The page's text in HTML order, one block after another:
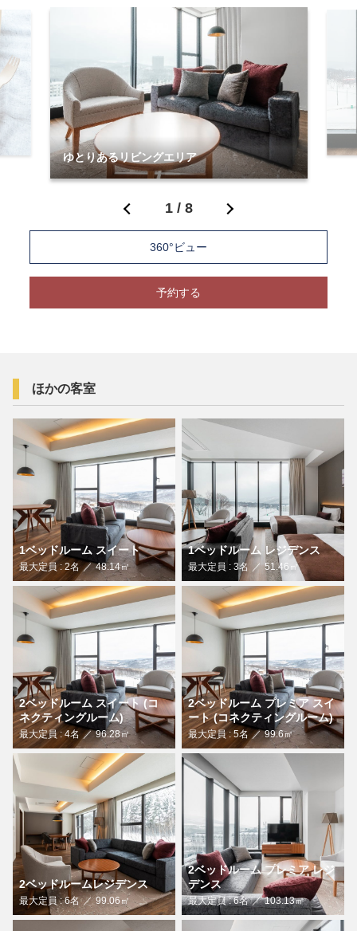
ゆとりあるリビングエリア
1/ 8
360°ビュー
予約する
ほかの客室
1ベッドルーム スイート
最大定員 : 2名 48.14㎡
1ベッドルーム レジデンス
最大定員 : 3名 51.46㎡
2ベッドルーム スイート (コ
ネクティングルーム)
最大定員 : 4名 96.28㎡
2ベッドルーム プレミア スイ
ート (コネクティングルーム)
最大定員 : 5名 99.6㎡
2ベッドルームレジデンス
最大定員 : 6名 99.06㎡
2ベッドルーム プレミア レジ
デンス
最大定員 : 6名 103.13㎡